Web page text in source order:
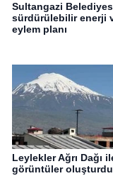
Sultangazi
sürdürülebilir enerji
eylem planı
Leylekler Ağrı Dağı
görüntüler oluşturdu